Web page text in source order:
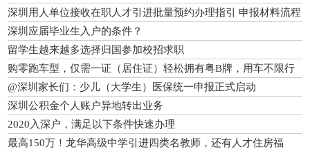
深圳用人单位接收在职人才引进批量预约办理指引 申报材料流程
深圳应届毕业生入户的条件？
留学生越来越多选择归国参加校招求职
购零跑车型，仅需一证（居住证）轻松拥有粤B牌，用车不限行
@深圳家长们：少儿（大学生）医保统一申报正式启动
深圳公积金个人账户异地转出业务
2020入深户，满足以下条件快速办理
最高150万！龙华高级中学引进四类名教师，还有人才住房福